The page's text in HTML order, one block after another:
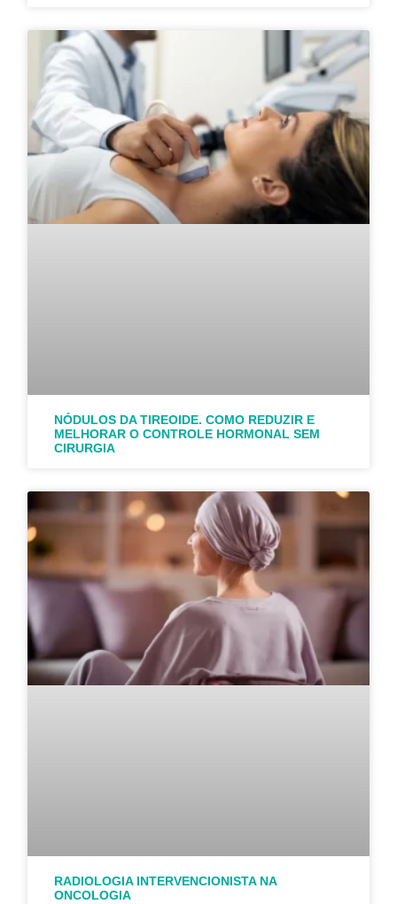
NÓDULOS DA TIREOIDE. COMO REDUZIR E
MELHORAR O CONTROLE HORMONAL SEM
CIRURGIA
RADIOLOGIA INTERVENCIONISTA NA
ONCOLOGIA